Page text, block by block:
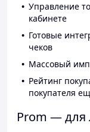
Управление
кабинете
Готовые
чеков
Массовый
Рейтинг
покупателя
Prom — для